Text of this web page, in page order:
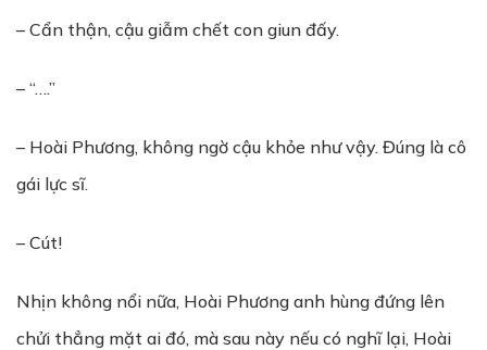
– Cẩn thận, cậu giẫm chết con giun đấy.
– “….”
– Hoài Phương, không ngờ cậu khỏe như vậy. Đúng là cô
gái lực sĩ.
– Cút!
Nhịn không nổi nữa, Hoài Phương anh hùng đứng lên
chửi thẳng mặt ai đó, mà sau này nếu có nghĩ lại, Hoài